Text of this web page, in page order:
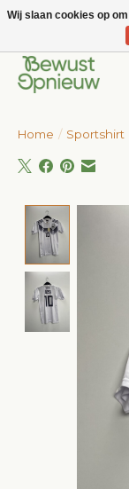
Wij bieden het
Home / Sportshirt
Wij slaan cookies op